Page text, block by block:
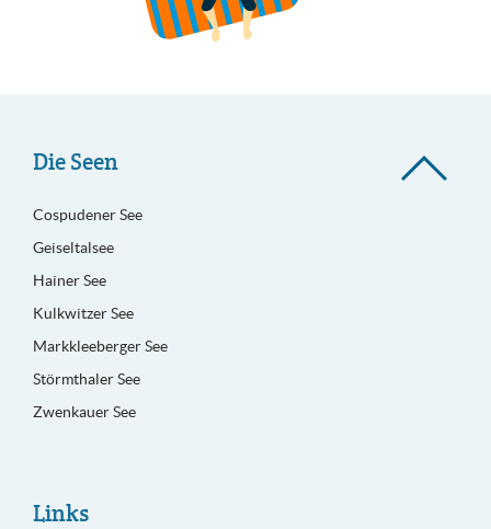
Die Seen
Cospudener See
Geiseltalsee
Hainer See
Kulkwitzer See
Markkleeberger See
Störmthaler See
Zwenkauer See
Links